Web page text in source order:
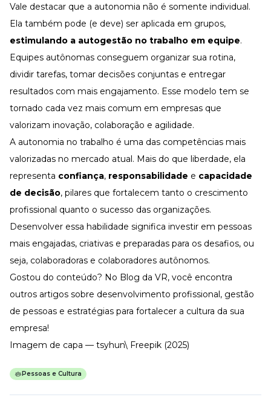
Vale destacar que a autonomia não é somente individual.
Ela também pode (e deve) ser aplicada em grupos,
estimulando a autogestão no trabalho em equipe.
Equipes autônomas conseguem organizar sua rotina,
dividir tarefas, tomar decisões conjuntas e entregar
resultados com mais engajamento. Esse modelo tem se
tornado cada vez mais comum em empresas que
valorizam inovação, colaboração e agilidade.
A autonomia no trabalho é uma das competências mais
valorizadas no mercado atual. Mais do que liberdade, ela
representa confiança, responsabilidade e capacidade
de decisão, pilares que fortalecem tanto o crescimento
profissional quanto o sucesso das organizações.
Desenvolver essa habilidade significa investir em pessoas
mais engajadas, criativas e preparadas para os desafios, ou
seja, colaboradoras e colaboradores autônomos.
Gostou do conteúdo? No Blog da VR, você encontra
outros artigos sobre desenvolvimento profissional, gestão
de pessoas e estratégias para fortalecer a cultura da sua
empresa!
Imagem de capa — tsyhun\ Freepik (2025)
Pessoas e Cultura